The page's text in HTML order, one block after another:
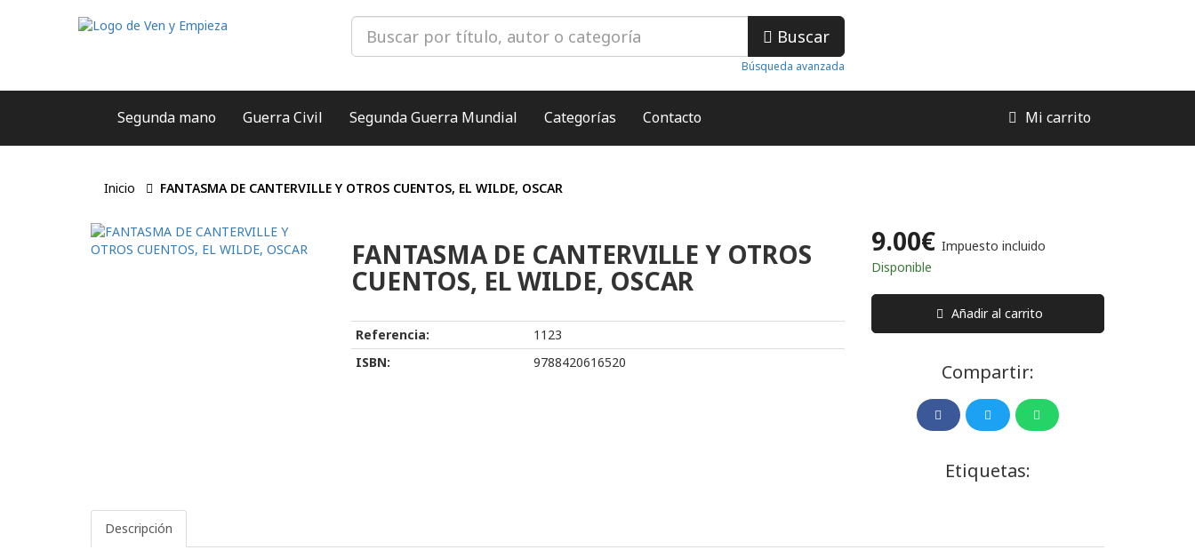
Buscar
Búsqueda avanzada
Segunda mano Guerra Civil Segunda Guerra Mundial Categorías Contacto Mi carrito
Inicio FANTASMA DE CANTERVILLE Y OTROS CUENTOS, EL WILDE, OSCAR
FANTASMA DE CANTERVILLE Y OTROS
CUENTOS, EL WILDE, OSCAR
Referencia:
1123
ISBN:
9788420616520
9.00€ Impuesto incluido
Disponible
Añadir al carrito
Compartir:
Etiquetas:
Descripción